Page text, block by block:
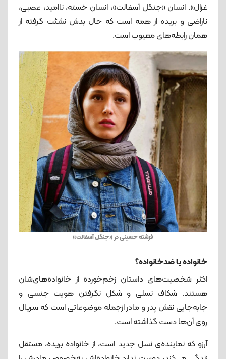
غزال». انسان «جنگل آسفالت»، انسان خسته، ناامید، عصبی،
ناراضی و بریده از همه است که حال بدش نشئت گرفته از
همان رابطه‌های معیوب است.
فرشته حسینی در «جنگل آسفالت»
خانواده یا ضدخانواده؟
اکثر شخصیت‌های داستان زخم‌خورده از خانواده‌های‌شان
هستند. شکاف نسلی و شکل نگرفتن هویت جنسی و
جابه‌جایی نقش پدر و مادر ازجمله موضوعاتی است که سریال
روی آن‌ها دست گذاشته است.
آرزو که نماینده‌ی‌ نسل جدید است، از خانواده بریده، مستقل